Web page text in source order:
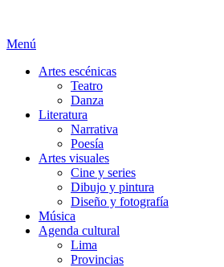
artística y cultural peruana, donde
escénicas, visuales, literatura, música y más.
Menú
Artes escénicas
Teatro
Danza
Literatura
Narrativa
Poesía
Artes visuales
Cine y series
Dibujo y pintura
Diseño y fotografía
Música
Agenda cultural
Lima
Provincias